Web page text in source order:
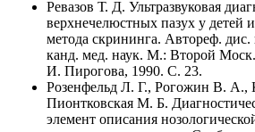
Ревазов Т. Д. Ультразвуковая
верхнечелюстных пазух у детей
метода скрининга. Автореф. дис.
канд. мед. наук. М.: Второй
И. Пирогова, 1990. C. 23.
Розенфельд Л. Г., Рогожин В. А.,
Пионтковская М. Б.
элемент описания